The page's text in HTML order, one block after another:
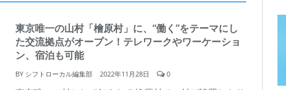
東京唯一の山村「檜原村」に、“働く”をテーマにし
た交流拠点がオープン！テレワークやワーケーショ
ン、宿泊も可能
BY シフトローカル編集部 2022年11月28日 0